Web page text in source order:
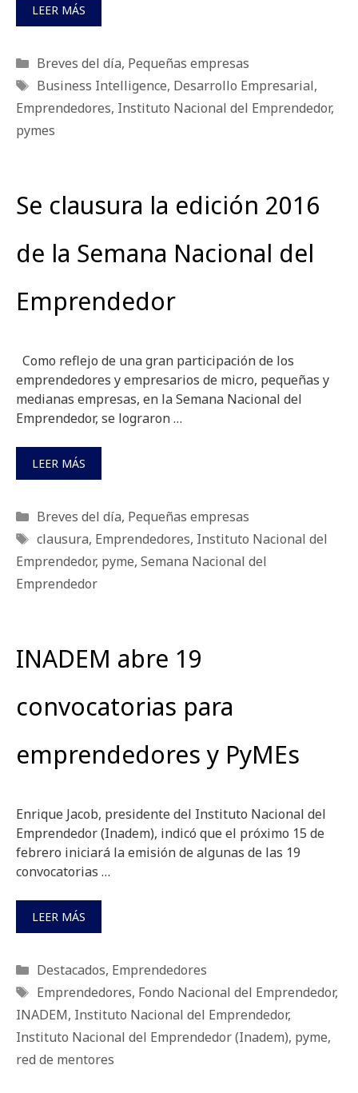
LEER MÁS
Categorías
Breves del día, Pequeñas empresas
Etiquetas
Business Intelligence, Desarrollo Empresarial,
Emprendedores, Instituto Nacional del Emprendedor,
pymes
Se clausura la edición 2016
de la Semana Nacional del
Emprendedor
Como reflejo de una gran participación de los
emprendedores y empresarios de micro, pequeñas y
medianas empresas, en la Semana Nacional del
Emprendedor, se lograron …
LEER MÁS
Categorías
Breves del día, Pequeñas empresas
Etiquetas
clausura, Emprendedores, Instituto Nacional del
Emprendedor, pyme, Semana Nacional del
Emprendedor
INADEM abre 19
convocatorias para
emprendedores y PyMEs
Enrique Jacob, presidente del Instituto Nacional del
Emprendedor (Inadem), indicó que el próximo 15 de
febrero iniciará la emisión de algunas de las 19
convocatorias …
LEER MÁS
Categorías
Destacados, Emprendedores
Etiquetas
Emprendedores, Fondo Nacional del Emprendedor,
INADEM, Instituto Nacional del Emprendedor,
Instituto Nacional del Emprendedor (Inadem), pyme,
red de mentores